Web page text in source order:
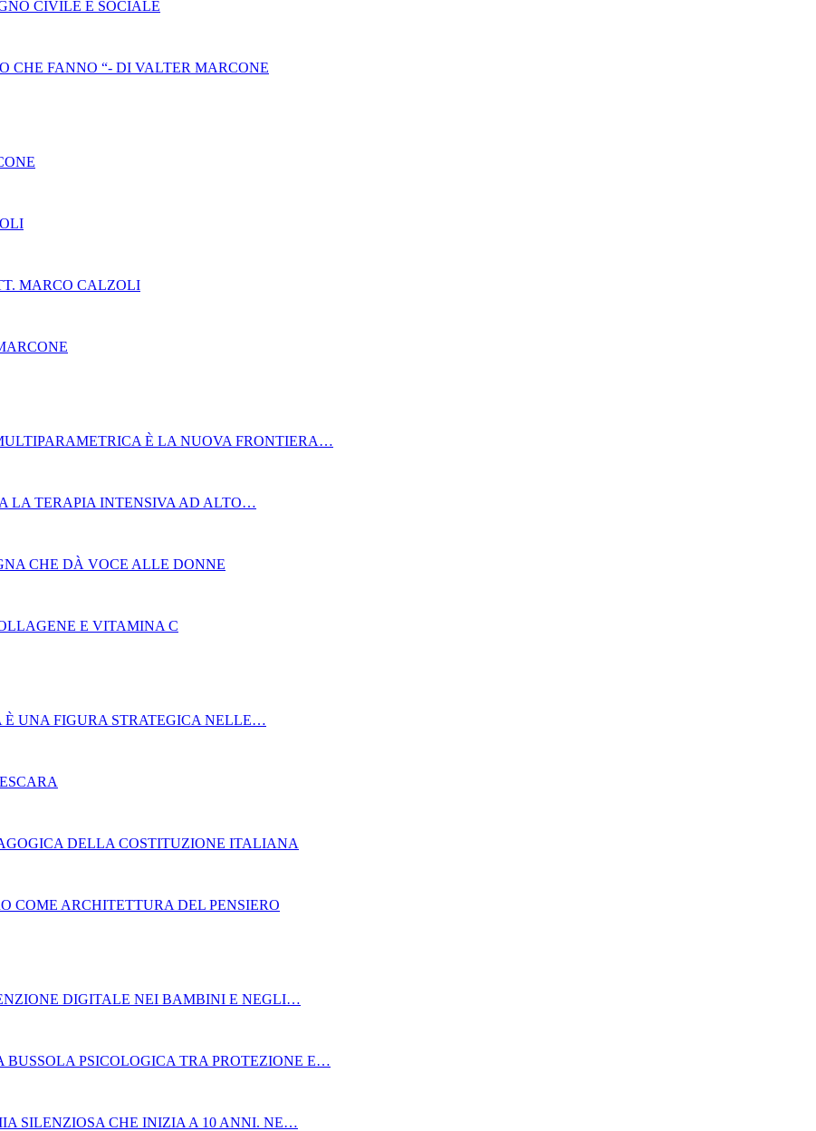
CIVILE E SOCIALE
CHE FANNO “- DI VALTER MARCONE
MARCO CALZOLI
È LA NUOVA FRONTIERA…
LA TERAPIA INTENSIVA AD ALTO…
CHE DÀ VOCE ALLE DONNE
E VITAMINA C
È UNA FIGURA STRATEGICA NELLE…
DELLA COSTITUZIONE ITALIANA
COME ARCHITETTURA DEL PENSIERO
DIGITALE NEI BAMBINI E NEGLI…
PSICOLOGICA TRA PROTEZIONE E…
SILENZIOSA CHE INIZIA A 10 ANNI. NE…